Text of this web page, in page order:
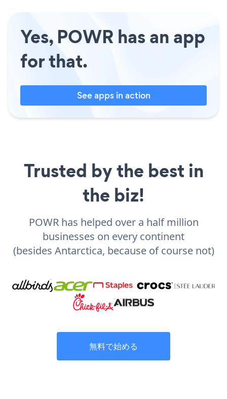
Yes, POWR has an app
for that.
See apps in action
Trusted by the best in
the biz!
POWR has helped over a half million
businesses on every continent
(besides Antarctica, because of course not)
無料で始める